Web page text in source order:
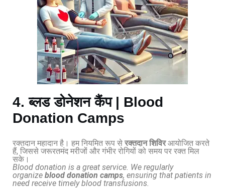
4. ब्लड डोनेशन कैंप | Blood
Donation Camps
रक्तदान महादान है। हम नियमित रूप से रक्तदान शिविरआयोजित करते
हैं, जिससे जरूरतमंद मरीजों और गंभीर रोगियों को समय पर रक्त मिल
सके।
Blood donation is a great service. We regularly
organize blood donation camps, ensuring that patients in
need receive timely blood transfusions.